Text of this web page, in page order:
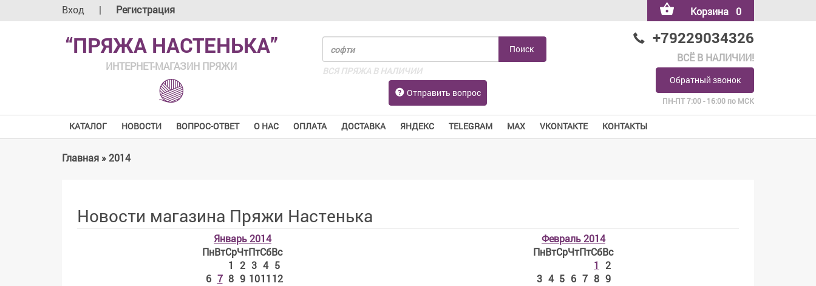
Вход | Регистрация Корзина 0
“ПРЯЖА НАСТЕНЬКА”
ИНТЕРНЕТ-МАГАЗИН ПРЯЖИ
ВСЯ ПРЯЖА В НАЛИЧИИ
Отправить вопрос
+79229034326
ВСЁ В НАЛИЧИИ!
Обратный звонок
ПН-ПТ 7:00 - 16:00 по МСК
КАТАЛОГ НОВОСТИ ВОПРОС-ОТВЕТ О НАС ОПЛАТА ДОСТАВКА ЯНДЕКС TELEGRAM MAX VKONTAKTE КОНТАКТЫ
Главная»2014
Новости магазина Пряжи Настенька
Январь 2014
ПнВтСрЧтПтСбВс
1
2 3 4 5
6 7 8 9 1011 12
Февраль 2014
ПнВтСрЧтПтСбВс
1
2
3 4 5 6 7 8 9